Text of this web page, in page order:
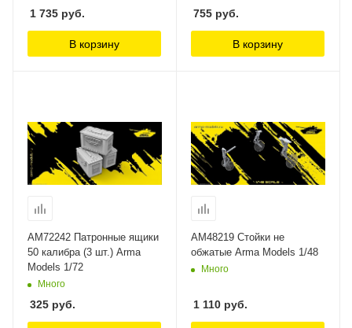
1/35
1 735 руб.
В корзину
755 руб.
В корзину
AM72242 Патронные ящики
50 калибра (3 шт.) Arma
Models 1/72
Много
325 руб.
AM48219 Стойки не
обжатые Arma Models 1/48
Много
1 110 руб.